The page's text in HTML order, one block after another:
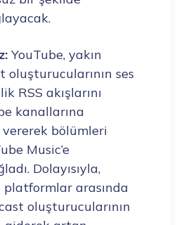
YouTube, yakın
oluşturucularının ses
RSS akışlarını
kanallarına
bölümleri
Music’e
Dolayısıyla,
arasında
oluşturucularının